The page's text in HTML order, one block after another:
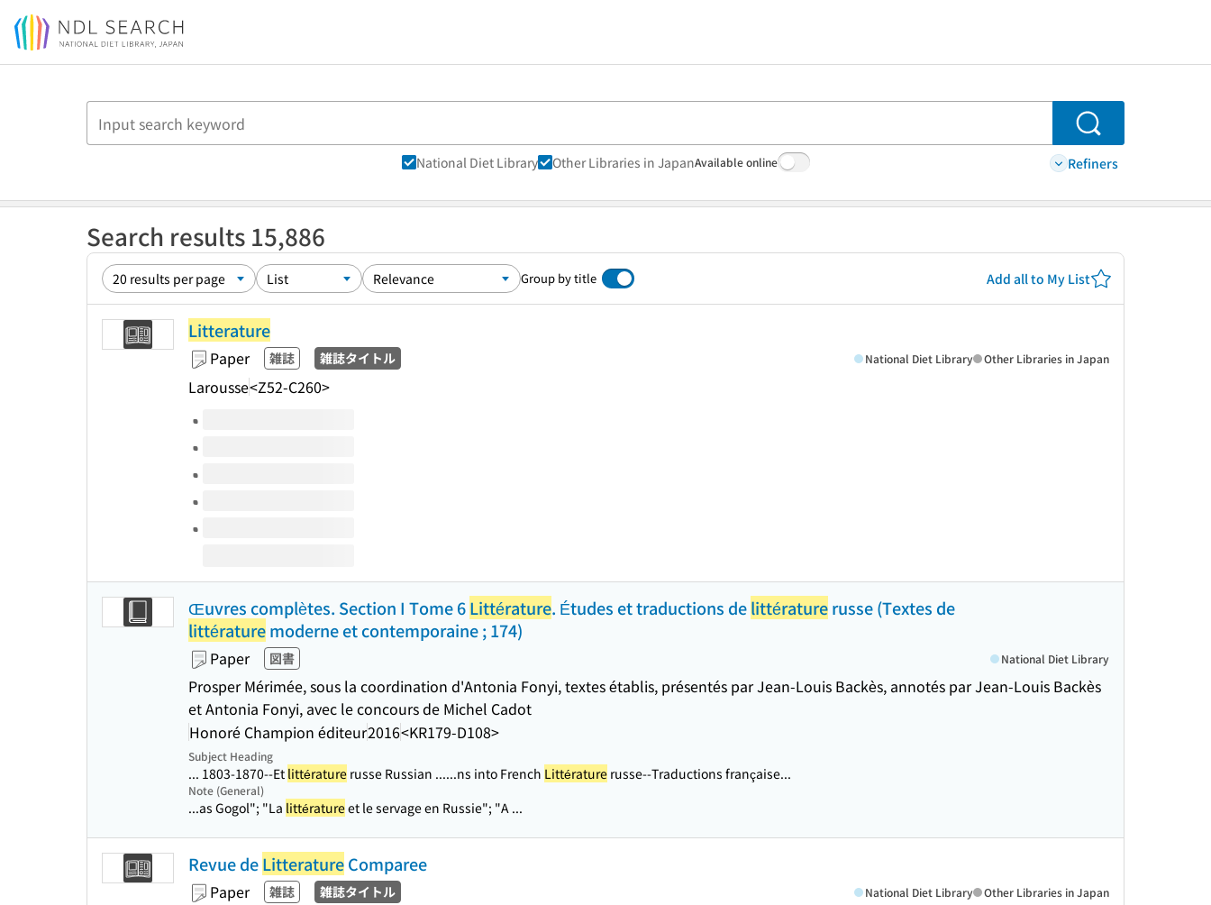
Jump to main content
Search
National Diet Library Other Libraries in JapanAvailable online Refiners
Search results 15,886
Group by title Add all to My List
Litterature
Paper 雑誌 雑誌タイトル
Larousse<Z52-C260>
National Diet Library Other Libraries in Japan
Volumes of this title
Œuvres complètes. Section I Tome 6Littérature. Études et traductions delittératurerusse (Textes de
littératuremoderne et contemporaine ; 174)
Paper 図書
Prosper Mérimée, sous la coordination d'Antonia Fonyi, textes établis, présentés par Jean-Louis Backès, annotés par Jean-Louis Backès
et Antonia Fonyi, avec le concours de Michel Cadot
Honoré Champion éditeur2016<KR179-D108>
National Diet Library
Subject Heading
... 1803-1870--Et littérature russe Russian ......ns into French Littérature russe--Traductions française...
Note (General)
...as Gogol"; "La littératureet le servage en Russie"; "A ...
Revue deLitteratureComparee
Paper 雑誌 雑誌タイトル National Diet Library Other Libraries in Japan